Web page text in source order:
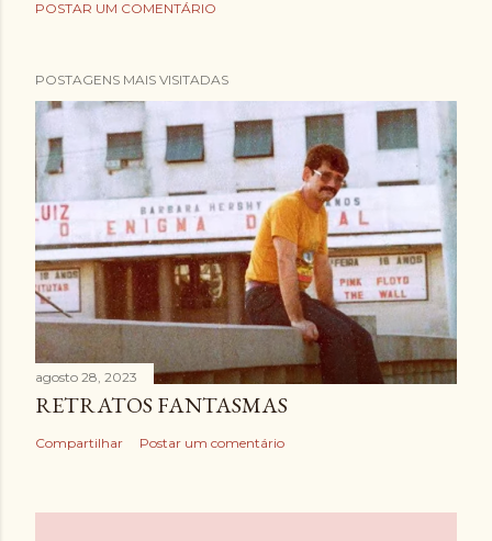
POSTAR UM COMENTÁRIO
POSTAGENS MAIS VISITADAS
agosto 28, 2023
RETRATOS FANTASMAS
Compartilhar Postar um comentário